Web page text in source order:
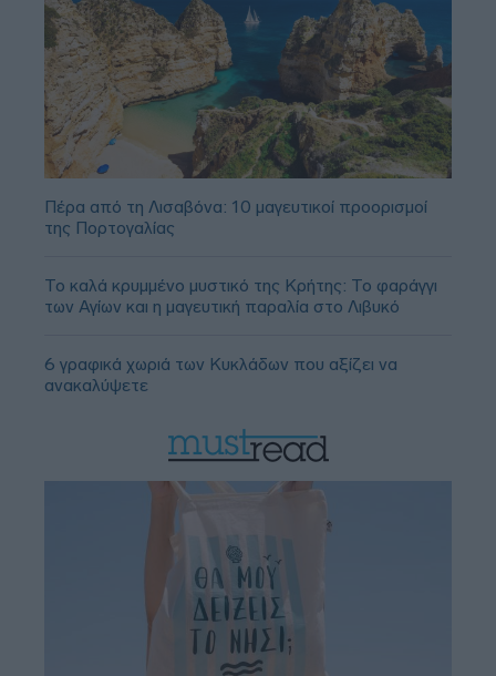
Πέρα από τη Λισαβόνα: 10 μαγευτικοί προορισμοί
της Πορτογαλίας
Το καλά κρυμμένο μυστικό της Κρήτης: Το φαράγγι
των Αγίων και η μαγευτική παραλία στο Λιβυκό
6 γραφικά χωριά των Κυκλάδων που αξίζει να
ανακαλύψετε